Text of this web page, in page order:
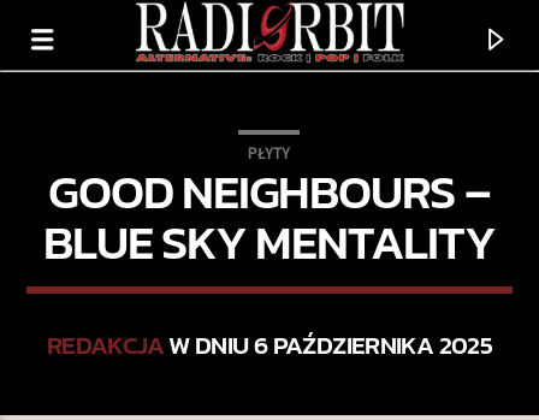
PŁYTY
GOOD NEIGHBOURS –
BLUE SKY MENTALITY
REDAKCJAW DNIU 6 PAŹDZIERNIKA 2025